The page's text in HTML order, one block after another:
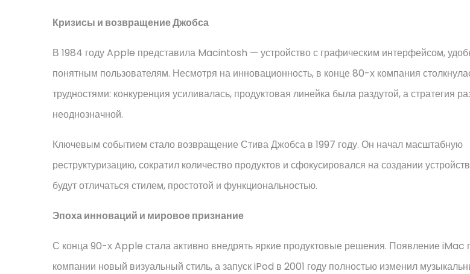
Кризисы и возвращение Джобса
В 1984 году Apple представила Macintosh — устройство с графическим интерфейсом,
понятным пользователям. Несмотря на инновационность, в конце 80-х компания
трудностями: конкуренция усиливалась, продуктовая линейка была раздутой, а стратегия
неоднозначной.
Ключевым событием стало возвращение Стива Джобса в 1997 году. Он начал масштабную
реструктуризацию, сократил количество продуктов и сфокусировался на создании
будут отличаться стилем, простотой и функциональностью.
Эпоха инноваций и мировое признание
С конца 90-х Apple стала активно внедрять яркие продуктовые решения. Появление iMac
компании новый визуальный стиль, а запуск iPod в 2001 году полностью изменил